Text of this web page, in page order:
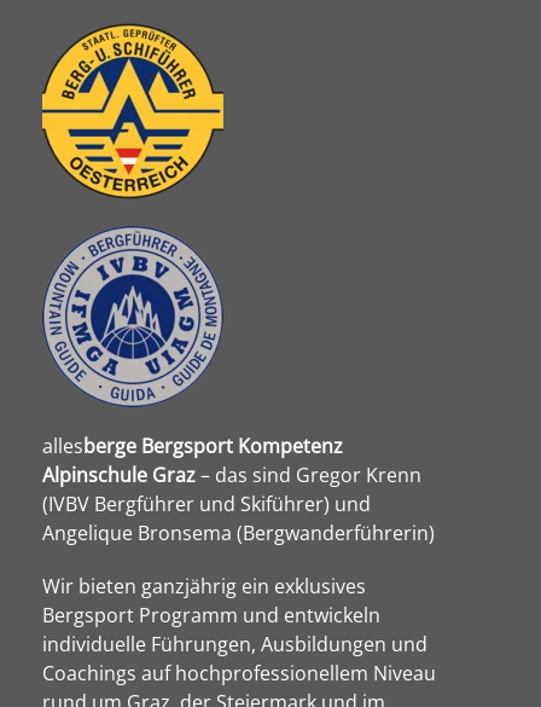
allesberge Bergsport Kompetenz
Alpinschule Graz– das sind Gregor Krenn
(IVBV Bergführer und Skiführer) und
Angelique Bronsema (Bergwanderführerin)
Wir bieten ganzjährig ein exklusives
Bergsport Programm und entwickeln
individuelle Führungen, Ausbildungen und
Coachings auf hochprofessionellem Niveau